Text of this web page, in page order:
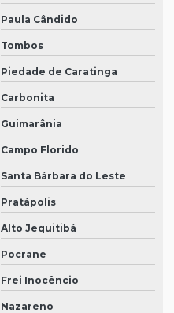
Paula Cândido
Tombos
Piedade de Caratinga
Carbonita
Guimarânia
Campo Florido
Santa Bárbara do Leste
Pratápolis
Alto Jequitibá
Pocrane
Frei Inocêncio
Nazareno